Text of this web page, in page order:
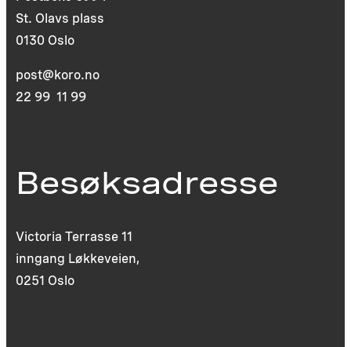
St. Olavs plass
0130 Oslo
post@koro.no
22 99 11 99
Besøksadresse
Victoria Terrasse 11
inngang Løkkeveien,
0251 Oslo